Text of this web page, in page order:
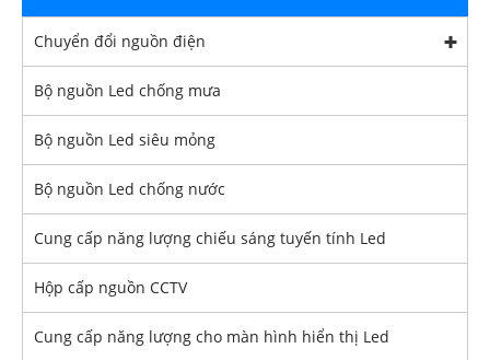
Chuyển đổi nguồn điện
Bộ nguồn Led chống mưa
Bộ nguồn Led siêu mỏng
Bộ nguồn Led chống nước
Cung cấp năng lượng chiếu sáng tuyến tính Led
Hộp cấp nguồn CCTV
Cung cấp năng lượng cho màn hình hiển thị Led